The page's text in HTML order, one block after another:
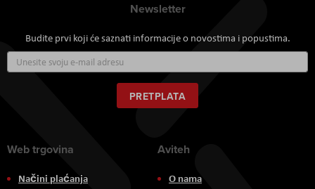
Newsletter
Budite prvi koji će saznati informacije o novostima i popustima.
se
za
naš
newsletter:
PRETPLATA
Web trgovina
Načini plaćanja
Aviteh
O nama